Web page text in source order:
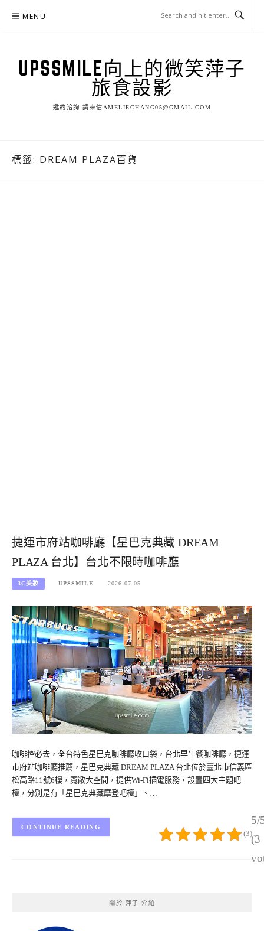
MENU
UPSSMILE向上的微笑萍子
旅食設影
邀約洽詢 請來信AMELIECHANG05@GMAIL.COM
標籤: DREAM PLAZA百貨
捷運市府站咖啡廳【星巴克典藏 DREAM
PLAZA 台北】台北不限時咖啡廳
3C美妝 UPSSMILE 2026-07-05
咖啡控必去，全台特色星巴克咖啡廳收口袋，台北早午餐咖啡廳，捷運
市府站咖啡廳推薦，星巴克典藏 DREAM PLAZA 台北位於臺北市信義區
松高路11號6樓，寬敞大空間，提供Wi-Fi插電服務，設置四大主題吧
檯，分別是有「星巴克典藏摩登吧檯」、…
5/
(3
(3)
CONTINUE READING
關於 萍子 介紹